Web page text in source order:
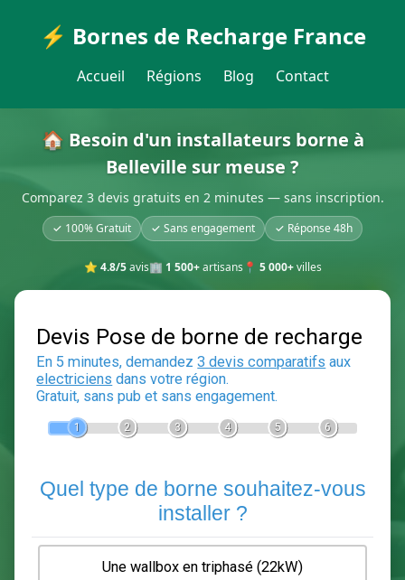
⚡ Bornes de Recharge France
Accueil Régions Blog Contact
🏠 Besoin d'un installateurs borne à
Belleville sur meuse ?
Comparez 3 devis gratuits en 2 minutes — sans inscription.
✓ 100% Gratuit ✓ Sans engagement ✓ Réponse 48h
⭐ 4.8/5avis🏢 1 500+artisans 📍 5 000+villes
Devis Pose de borne de
En 5 minutes, demandez3 devis comparatifs
Gratuit, sans pub et sans engagement.
2 3 6